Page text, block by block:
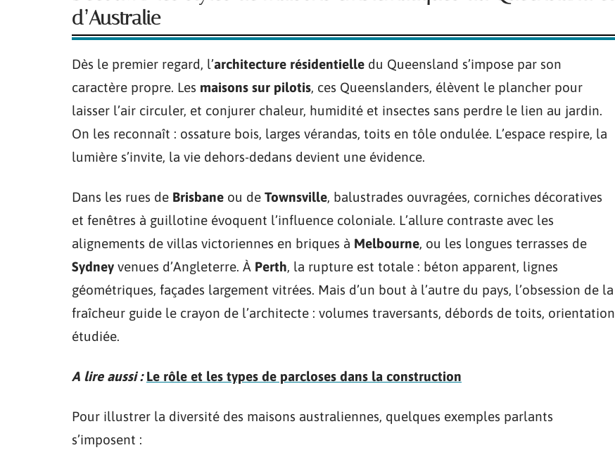
d’Australie
Dès le premier regard, l’architecture résidentielle du Queensland s’impose par son
caractère propre. Les maisons sur pilotis, ces Queenslanders, élèvent le plancher pour
laisser l’air circuler, et conjurer chaleur, humidité et insectes sans perdre le lien au jardin.
On les reconnaît : ossature bois, larges vérandas, toits en tôle ondulée. L’espace respire, la
lumière s’invite, la vie dehors-dedans devient une évidence.
Dans les rues de Brisbane ou de Townsville, balustrades ouvragées, corniches décoratives
et fenêtres à guillotine évoquent l’influence coloniale. L’allure contraste avec les
alignements de villas victoriennes en briques à Melbourne, ou les longues terrasses de
Sydney venues d’Angleterre. À Perth, la rupture est totale : béton apparent, lignes
géométriques, façades largement vitrées. Mais d’un bout à l’autre du pays, l’obsession de la
fraîcheur guide le crayon de l’architecte : volumes traversants, débords de toits, orientation
étudiée.
A lire aussi : Le rôle et les types de parcloses dans la construction
Pour illustrer la diversité des maisons australiennes, quelques exemples parlants
s’imposent :